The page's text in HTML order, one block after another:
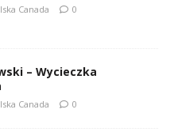
Canada 0
– Wycieczka
Canada 0